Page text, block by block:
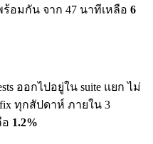
พร้อมกัน จาก 47 นาทีเหลือ 6
ออกไปอยู่ใน suite แยก ไม่
fix ทุกสัปดาห์ ภายใน 3
อ 1.2%